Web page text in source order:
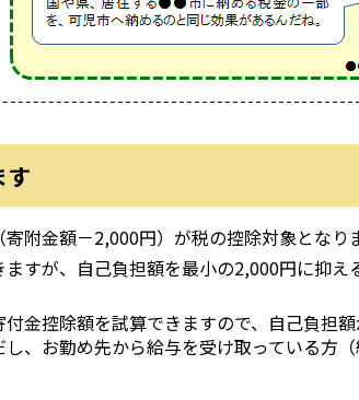
す
附金額－2,000円）が税の控除対象となりま
すが、自己負担額を最小の2,000円に抑え
金控除額を試算できますので、自己負担
、お勤め先から給与を受け取っている方